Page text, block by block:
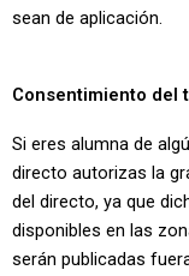
sean de aplicación.
Consentimiento del
Si eres alumna de
directo autorizas la
del directo, ya que
disponibles en las
serán publicadas